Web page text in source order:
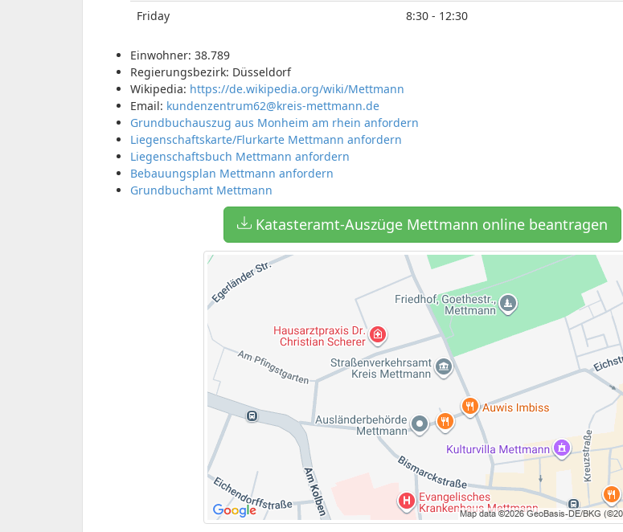
Friday
8:30 - 12:30
Einwohner: 38.789
Regierungsbezirk: Düsseldorf
Wikipedia: https://de.wikipedia.org/wiki/Mettmann
Email: kundenzentrum62@kreis-mettmann.de
Grundbuchauszug aus Monheim am rhein anfordern
Liegenschaftskarte/Flurkarte Mettmann anfordern
Liegenschaftsbuch Mettmann anfordern
Bebauungsplan Mettmann anfordern
Grundbuchamt Mettmann
Katasteramt-Auszüge Mettmann online beantragen